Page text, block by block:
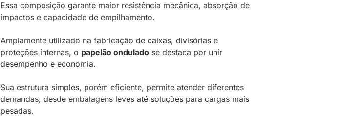
Essa composição garante maior resistência mecânica, absorção de
impactos e capacidade de empilhamento.
Amplamente utilizado na fabricação de caixas, divisórias e
proteções internas, o papelão onduladose destaca por unir
desempenho e economia.
Sua estrutura simples, porém eficiente, permite atender diferentes
demandas, desde embalagens leves até soluções para cargas mais
pesadas.